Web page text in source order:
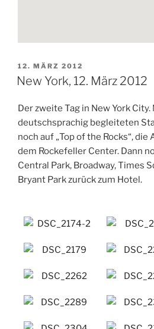
VERÖFFENTLICHT
AM
12. MÄRZ 2012
New York, 12. März 2012
Der zweite Tag in New York City.
deutschsprachig begleiteten
noch auf „Top of the Rocks“,
dem Rockefeller Center. Dann
Central Park, Broadway, Times
Bryant Park zurück zum Hotel.